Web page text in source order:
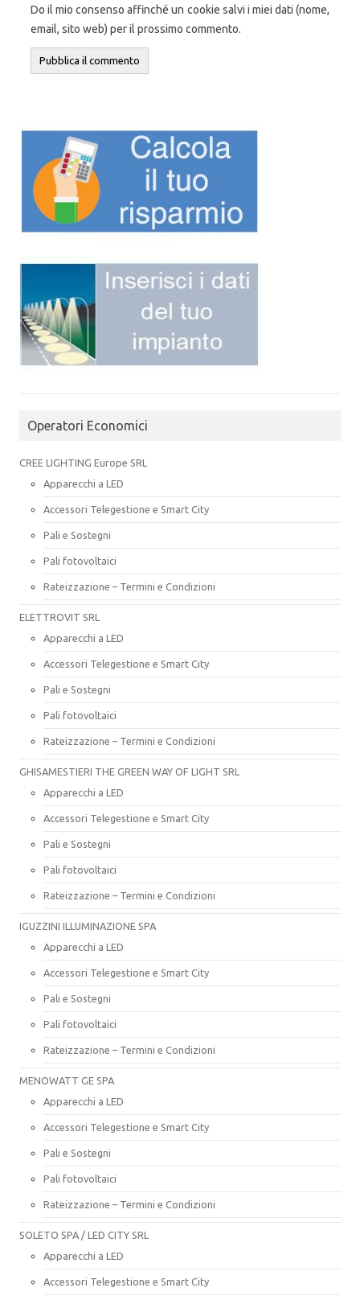
Do il mio consenso affinché un cookie salvi i miei dati (nome,
email, sito web) per il prossimo commento.
Operatori Economici
CREE LIGHTING Europe SRL
Apparecchi a LED
Accessori Telegestione e Smart City
Pali e Sostegni
Pali fotovoltaici
Rateizzazione – Termini e Condizioni
ELETTROVIT SRL
Apparecchi a LED
Accessori Telegestione e Smart City
Pali e Sostegni
Pali fotovoltaici
Rateizzazione – Termini e Condizioni
GHISAMESTIERI THE GREEN WAY OF LIGHT SRL
Apparecchi a LED
Accessori Telegestione e Smart City
Pali e Sostegni
Pali fotovoltaici
Rateizzazione – Termini e Condizioni
IGUZZINI ILLUMINAZIONE SPA
Apparecchi a LED
Accessori Telegestione e Smart City
Pali e Sostegni
Pali fotovoltaici
Rateizzazione – Termini e Condizioni
MENOWATT GE SPA
Apparecchi a LED
Accessori Telegestione e Smart City
Pali e Sostegni
Pali fotovoltaici
Rateizzazione – Termini e Condizioni
SOLETO SPA / LED CITY SRL
Apparecchi a LED
Accessori Telegestione e Smart City